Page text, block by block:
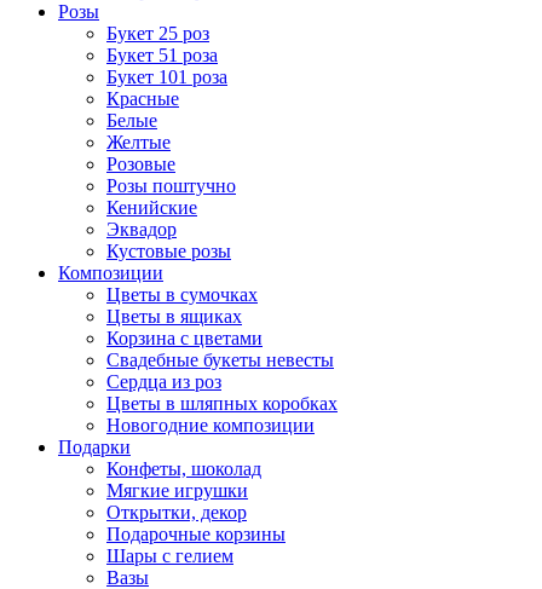
Розы
Букет 25 роз
Букет 51 роза
Букет 101 роза
Красные
Белые
Желтые
Розовые
Розы поштучно
Кенийские
Эквадор
Кустовые розы
Композиции
Цветы в сумочках
Цветы в ящиках
Корзина с цветами
Свадебные букеты невесты
Сердца из роз
Цветы в шляпных коробках
Новогодние композиции
Подарки
Конфеты, шоколад
Мягкие игрушки
Открытки, декор
Подарочные корзины
Шары с гелием
Вазы